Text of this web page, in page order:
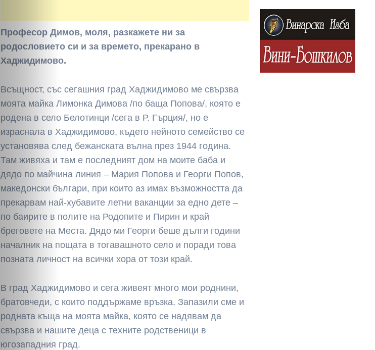
НАЧАЛО
Политика
Разследване
Спорт
Скандали
Култура
Светско
Крими
Професор Димов, моля, разкажете ни за
родословието си и за времето, прекарано в
Хаджидимово.
Всъщност, със сегашния град Хаджидимово ме свързва
моята майка Лимонка Димова /по баща Попова/, която е
родена в село Белотинци /сега в Р. Гърция/, но е
израснала в Хаджидимово, където нейното семейство се
установява след бежанската вълна през 1944 година.
Там живяха и там е последният дом на моите баба и
дядо по майчина линия – Мария Попова и Георги Попов,
македонски българи, при които аз имах възможността да
прекарвам най-хубавите летни ваканции за едно дете –
по баирите в полите на Родопите и Пирин и край
бреговете на Места. Дядо ми Георги беше дълги години
началник на пощата в тогавашното село и поради това
позната личност на всички хора от този край.
В град Хаджидимово и сега живеят много мои роднини,
братовчеди, с които поддържаме връзка. Запазили сме и
родната къща на моята майка, която се надявам да
свързва и нашите деца с техните родственици в
югозападния град.